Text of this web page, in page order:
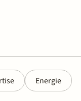
Energie